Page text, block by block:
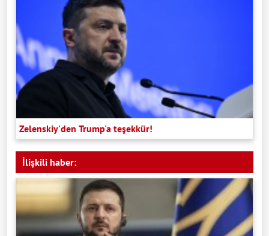
Zelenskiy'den Trump'a teşekkür!
İlişkili haber: